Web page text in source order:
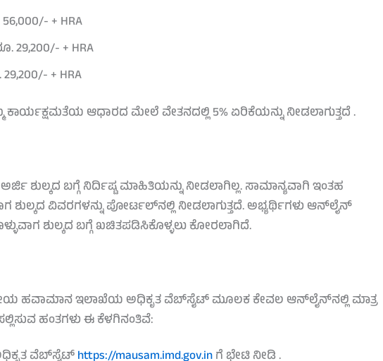
+ HRA
29,200/- + HRA
+ HRA
ಕಾರ್ಯಕ್ಷಮತೆಯ ಆಧಾರದ ಮೇಲೆ ವೇತನದಲ್ಲಿ 5% ಏರಿಕೆಯನ್ನು ನೀಡಲಾಗುತ್ತದೆ .
ಶುಲ್ಕದ ಬಗ್ಗೆ ನಿರ್ದಿಷ್ಟ ಮಾಹಿತಿಯನ್ನು ನೀಡಲಾಗಿಲ್ಲ. ಸಾಮಾನ್ಯವಾಗಿ ಇಂತಹ
ಶುಲ್ಕದ ವಿವರಗಳನ್ನು ಪೋರ್ಟಲ್‌ನಲ್ಲಿ ನೀಡಲಾಗುತ್ತದೆ. ಅಭ್ಯರ್ಥಿಗಳು ಆನ್‌ಲೈನ್
ಶುಲ್ಕದ ಬಗ್ಗೆ ಖಚಿತಪಡಿಸಿಕೊಳ್ಳಲು ಕೋರಲಾಗಿದೆ.
ಹವಾಮಾನ ಇಲಾಖೆಯ ಅಧಿಕೃತ ವೆಬ್‌ಸೈಟ್ ಮೂಲಕ ಕೇವಲ ಆನ್‌ಲೈನ್‌ನಲ್ಲಿ ಮಾತ್ರ
ಹಂತಗಳು ಈ ಕೆಳಗಿನಂತಿವೆ:
ವೆಬ್‌ಸೈಟ್https://mausam.imd.gov.inಗೆ ಭೇಟಿ ನೀಡಿ .